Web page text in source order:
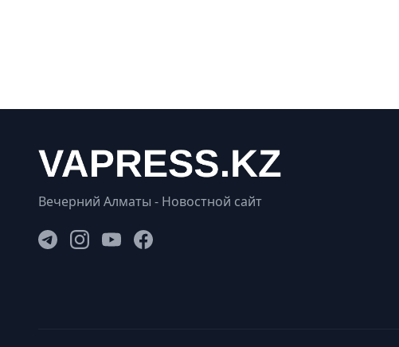
Вечерний Алматы - Новостной сайт